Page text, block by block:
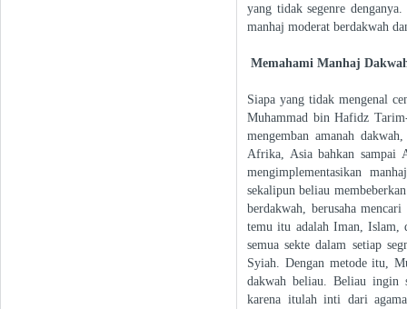
yang tidak segenre
manhaj moderat berdakwah
Memahami Manhaj
Siapa yang tidak mengenal
Muhammad bin Hafidz
mengemban amanah
Afrika, Asia bahkan sampai
mengimplementasikan
sekalipun beliau
berdakwah, berusaha
temu itu adalah Iman, Islam,
semua sekte dalam setiap
Syiah. Dengan metode itu,
dakwah beliau. Beliau ingin
karena itulah inti dari